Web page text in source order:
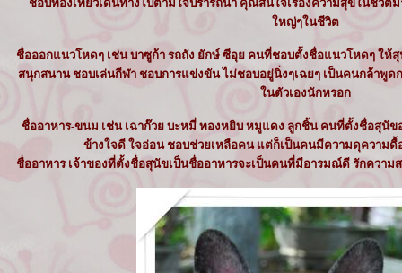
ชอบท่องเที่ยวเดินทางไปตามใจปรารถนา คุณสนใจเรื่องความสุขในชีวิตม
หญ่ๆในชีวิต
ชื่อออกแนวโหดๆ เช่น บาซูก้า รถถัง ยักษ์ ซีอุย คนที่ชอบตั้งชื่อแนวโหดๆ ให้
สนุกสนาน ชอบเล่นกีฬา ชอบการแข่งขัน ไม่ชอบอยู่นิ่งๆเฉยๆ เป็นคนกล้าพู
นตัวเองนักหรอก
ชื่ออาหาร-ขนม เช่น เฉาก๊วย บะหมี่ ทองหยิบ หมูแดง ลูกชิ้น คนที่ตั้งชื่อสุนั
ข้างใจดี ใจอ่อน ชอบช่วยเหลือคน แต่ก็เป็นคนมีความดุความ
ชื่ออาหาร เจ้าของที่ตั้งชื่อสุนัขเป็นชื่ออาหารจะเป็นคนที่มีอารมณ์ดี รักความ